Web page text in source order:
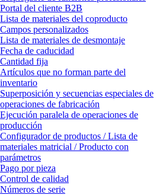
Portal del cliente B2B
Lista de materiales del coproducto
Campos personalizados
Lista de materiales de desmontaje
Fecha de caducidad
Cantidad fija
Artículos que no forman parte del
inventario
Superposición y secuencias especiales de
operaciones de fabricación
Ejecución paralela de operaciones de
producción
Configurador de productos / Lista de
materiales matricial / Producto con
parámetros
Pago por pieza
Control de calidad
Números de serie